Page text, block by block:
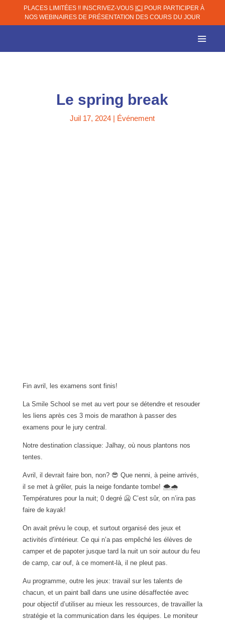
PLACES LIMITÉES !! INSCRIVEZ-VOUS ICI
POUR PARTICIPER À
NOS WEBINAIRES DE PRÉSENTATION DES COURS DU JOUR
Le spring break
Juil 17, 2024 | Événement
Fin avril, les examens sont finis!
La Smile School se met au vert pour se détendre et resouder
les liens après ces 3 mois de marathon à passer des
examens pour le jury central.
Notre destination classique: Jalhay, où nous plantons nos
tentes.
Avril, il devrait faire bon, non? 😎 Que nenni, à peine arrivés,
il se met à grêler, puis la neige fondante tombe! 🌨🌧
Températures pour la nuit; 0 degré 🥶 C’est sûr, on n’ira pas
faire de kayak!
On avait prévu le coup, et surtout organisé des jeux et
activités d’intérieur. Ce qui n’a pas empêché les élèves de
camper et de papoter jusque tard la nuit un soir autour du feu
de camp, car ouf, à ce moment-là, il ne pleut pas.
Au programme, outre les jeux: travail sur les talents de
chacun, et un paint ball dans une usine désaffectée avec
pour objectif d’utiliser au mieux les ressources, de travailler la
stratégie et la communication dans les équipes. Le moniteur